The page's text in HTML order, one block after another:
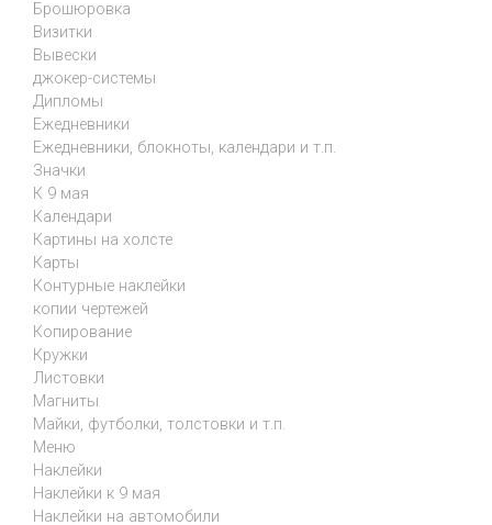
Брошюровка
Визитки
Вывески
джокер-системы
Дипломы
Ежедневники
Ежедневники, блокноты, календари и т.п.
Значки
К 9 мая
Календари
Картины на холсте
Карты
Контурные наклейки
копии чертежей
Копирование
Кружки
Листовки
Магниты
Майки, футболки, толстовки и т.п.
Меню
Наклейки
Наклейки к 9 мая
Наклейки на автомобили